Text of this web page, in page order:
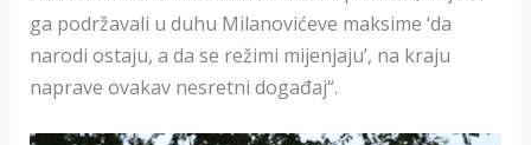
ga podržavali u duhu Milanovićeve maksime ‘da
narodi ostaju, a da se režimi mijenjaju’, na kraju
naprave ovakav nesretni događaj“.